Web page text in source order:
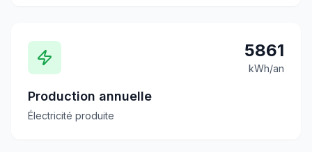
5861
kWh/an
Production annuelle
Électricité produite